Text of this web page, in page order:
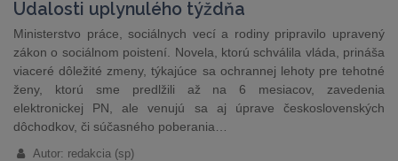
Udalosti uplynulého týždňa
Ministerstvo práce, sociálnych vecí a rodiny pripravilo upravený
zákon o sociálnom poistení. Novela, ktorú schválila vláda, prináša
viaceré dôležité zmeny, týkajúce sa ochrannej lehoty pre tehotné
ženy, ktorú sme predlžili až na 6 mesiacov, zavedenia
elektronickej PN, ale venujú sa aj úprave československých
dôchodkov, či súčasného poberania…
Autor: redakcia (sp)